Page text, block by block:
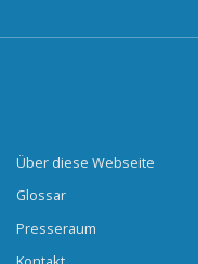
Über diese Webseite
Glossar
Presseraum